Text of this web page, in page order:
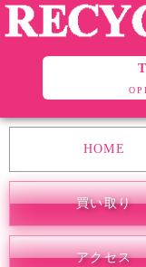
HOME
買い取り
アクセス